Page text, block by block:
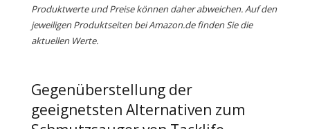
Produktwerte und Preise können daher abweichen. Auf den
jeweiligen Produktseiten bei Amazon.de finden Sie die
aktuellen Werte.
Gegenüberstellung der
geeignetsten Alternativen zum